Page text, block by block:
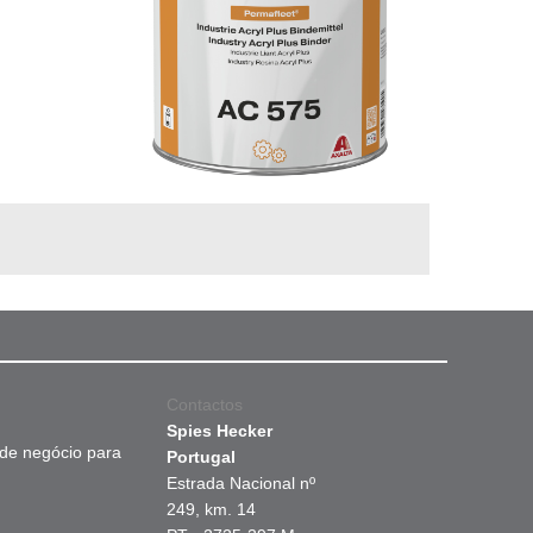
negócio para
Contactos
Spies Hecker
Portugal
Estrada Nacional nº
249, km. 14